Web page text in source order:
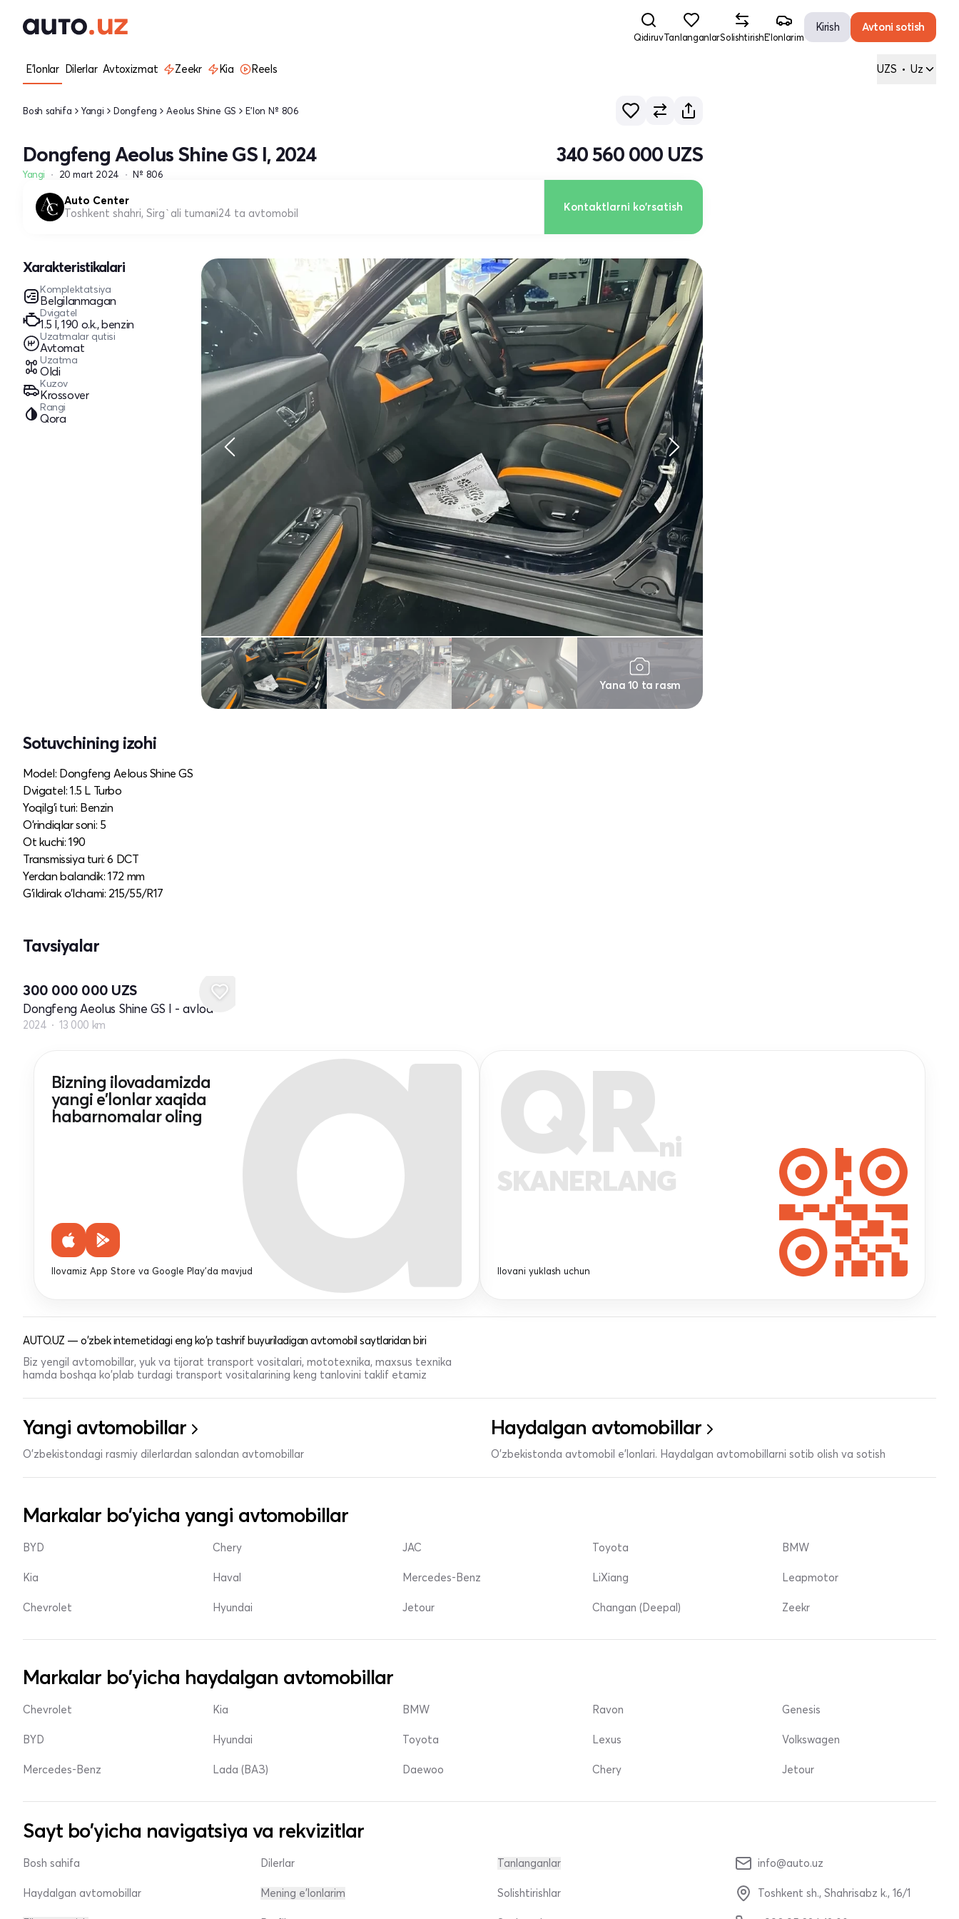
QidiruvTanlanganlarSolishtirishE'lonlarim
Kirish Avtoni sotish
E'lonlar Dilerlar Avtoxizmat Zeekr Kia Reels UZS • Uz
Bosh sahifa Yangi Dongfeng Aeolus Shine GS E'lon № 806
Dongfeng Aeolus Shine GS I, 2024
Yangi 20 mart 2024 № 806
340 560 000 UZS
Auto Center
Toshkent shahri, Sirg`ali tumani24 ta avtomobil Kontaktlarni ko'rsatish
Xarakteristikalari
Komplektatsiya
Belgilanmagan
Dvigatel
1.5 l, 190 o.k., benzin
Uzatmalar qutisi
Avtomat
Uzatma
Oldi
Kuzov
Krossover
Rangi
Qora
Yana 10 ta rasm
Sotuvchining izohi
Model: Dongfeng Aelous Shine GS
Dvigatel: 1.5 L Turbo
Yoqilg’i turi: Benzin
O’rindiqlar soni: 5
Ot kuchi: 190
Transmissiya turi: 6 DCT
Yerdan balandik: 172 mm
G’ildirak o’lchami: 215/55/R17
Tavsiyalar
300 000 000 UZS
Dongfeng Aeolus Shine GS I - avlod
2024 13 000 km
Bizning ilovadamizda
yangi e'lonlar xaqida
habarnomalar oling
Ilovamiz App Store va Google Play'da mavjud
QRni
SKANERLANG
Ilovani yuklash uchun
AUTO.UZ — o'zbek internetidagi eng ko'p tashrif buyuriladigan avtomobil saytlaridan biri
Biz yengil avtomobillar, yuk va tijorat transport vositalari, mototexnika, maxsus texnika
hamda boshqa ko'plab turdagi transport vositalarining keng tanlovini taklif etamiz
Yangi avtomobillar
O'zbekistondagi rasmiy dilerlardan salondan avtomobillar
Haydalgan avtomobillar
O'zbekistonda avtomobil e’lonlari. Haydalgan avtomobillarni sotib olish va sotish
Markalar bo'yicha yangi avtomobillar
BYD
Kia
Chevrolet
Chery
Haval
Hyundai
JAC
Mercedes-Benz
Jetour
Toyota
LiXiang
Changan (Deepal)
BMW
Leapmotor
Zeekr
Markalar bo'yicha haydalgan avtomobillar
Chevrolet
BYD
Mercedes-Benz
Kia
Hyundai
Lada (ВАЗ)
BMW
Toyota
Daewoo
Ravon
Lexus
Chery
Genesis
Volkswagen
Jetour
Sayt bo'yicha navigatsiya va rekvizitlar
Bosh sahifa
Haydalgan avtomobillar
Dilerlar
Mening e'lonlarim
Tanlanganlar
Solishtirishlar
info@auto.uz
Toshkent sh., Shahrisabz k., 16/1